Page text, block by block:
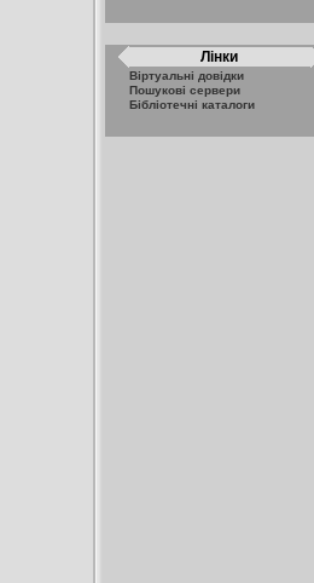
Лінки
Віртуальні довідки
Пошукові сервери
Бібліотечні каталоги